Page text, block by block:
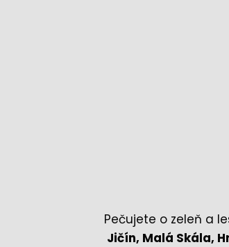
Pečujete o zeleň a
Jičín, Malá Skála,